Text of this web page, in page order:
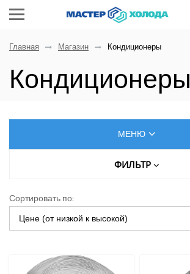
Главная Магазин Кондиционеры
Кондиционеры
МЕНЮ
AUX
Dahatsu
Denko
Euroklimat S.P.A Italy
ФИЛЬТР
Цена (руб.)
До
Сортировать по:
Цене (от низкой к высокой)